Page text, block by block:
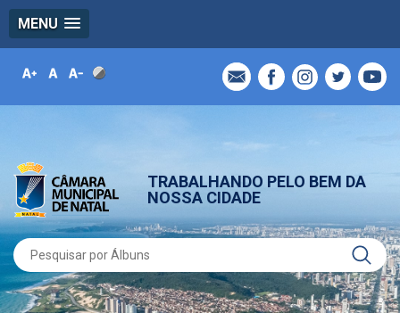
MENU
TRABALHANDO PELO BEM DA
NOSSA CIDADE